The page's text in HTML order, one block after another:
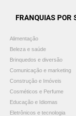
FRANQUIAS POR
Alimentação
Beleza e saúde
Brinquedos e diversão
Comunicação e marketing
Construção e Imóveis
Cosméticos e Perfume
Educação e Idiomas
Eletrônicos e tecnologia